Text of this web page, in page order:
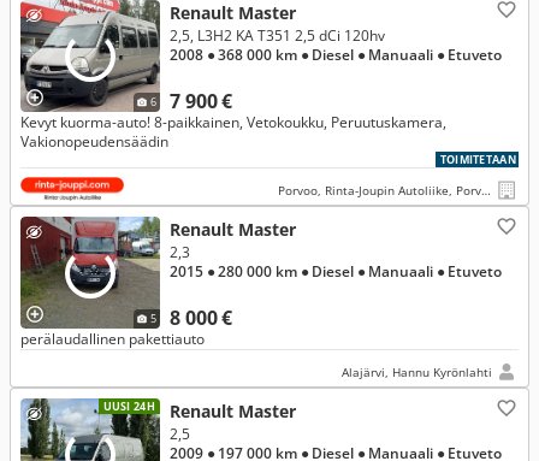
6
Renault Master
7 900 €
2,5, L3H2 KA T351 2,5 dCi 120hv
2008 ● 368 000 km ● Diesel ● Manuaali ● Etuveto
Kevyt kuorma-auto! 8-paikkainen, Vetokoukku, Peruutuskamera,
Vakionopeudensäädin
TOIMITETAAN
Porvoo, Rinta-Joupin Autoliike, Porvoo
5
Renault Master
8 000 €
2,3
2015 ● 280 000 km ● Diesel ● Manuaali ● Etuveto
perälaudallinen pakettiauto
Alajärvi, Hannu Kyrönlahti
UUSI 24H Renault Master
2,5
2009 ● 197 000 km ● Diesel ● Manuaali ● Etuveto